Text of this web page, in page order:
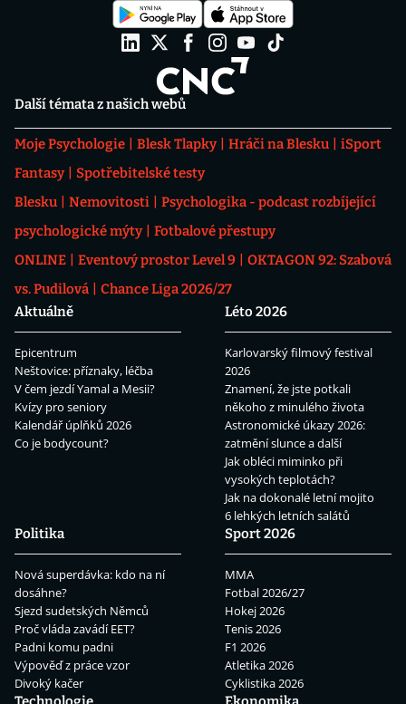
Další témata z našich webů
Moje Psychologie Blesk Tlapky Hráči na Blesku
iSport
Fantasy
Spotřebitelské testy
Blesku
Nemovitosti
Psychologika - podcast rozbíjející
psychologické mýty
Fotbalové přestupy
ONLINE
Eventový prostor Level 9
OKTAGON 92: Szabová
vs. Pudilová
Chance Liga 2026/27
Aktuálně
Epicentrum
Neštovice: příznaky, léčba
V čem jezdí Yamal a Mesii?
Kvízy pro seniory
Kalendář úplňků 2026
Co je bodycount?
Léto 2026
Karlovarský filmový festival
2026
Znamení, že jste potkali
někoho z minulého života
Astronomické úkazy 2026:
zatmění slunce a další
Jak obléci miminko při
vysokých teplotách?
Jak na dokonalé letní mojito
6 lehkých letních salátů
Politika
Nová superdávka: kdo na ní
dosáhne?
Sjezd sudetských Němců
Proč vláda zavádí EET?
Padni komu padni
Výpověď z práce vzor
Divoký kačer
Sport 2026
MMA
Fotbal 2026/27
Hokej 2026
Tenis 2026
F1 2026
Atletika 2026
Cyklistika 2026